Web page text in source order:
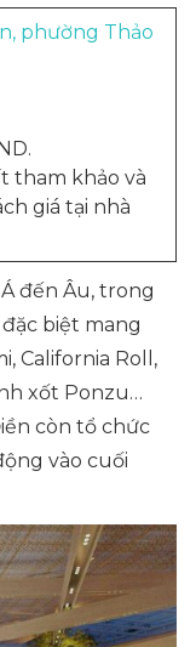
phường Thảo
tham khảo và
giá tại nhà
đến Âu, trong
biệt mang
California Roll,
xốt Ponzu…
còn tổ chức
vào cuối